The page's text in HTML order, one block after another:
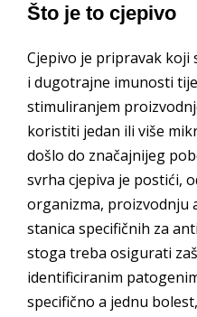
Što je to cjepivo
Cjepivo je pripravak koji
i dugotrajne imunosti
stimuliranjem
koristiti jedan ili više
došlo do značajnijeg
svrha cjepiva je postići,
organizma, proizvodnju
stanica specifičnih za
stoga treba osigurati
identificiranim
specifično a jednu